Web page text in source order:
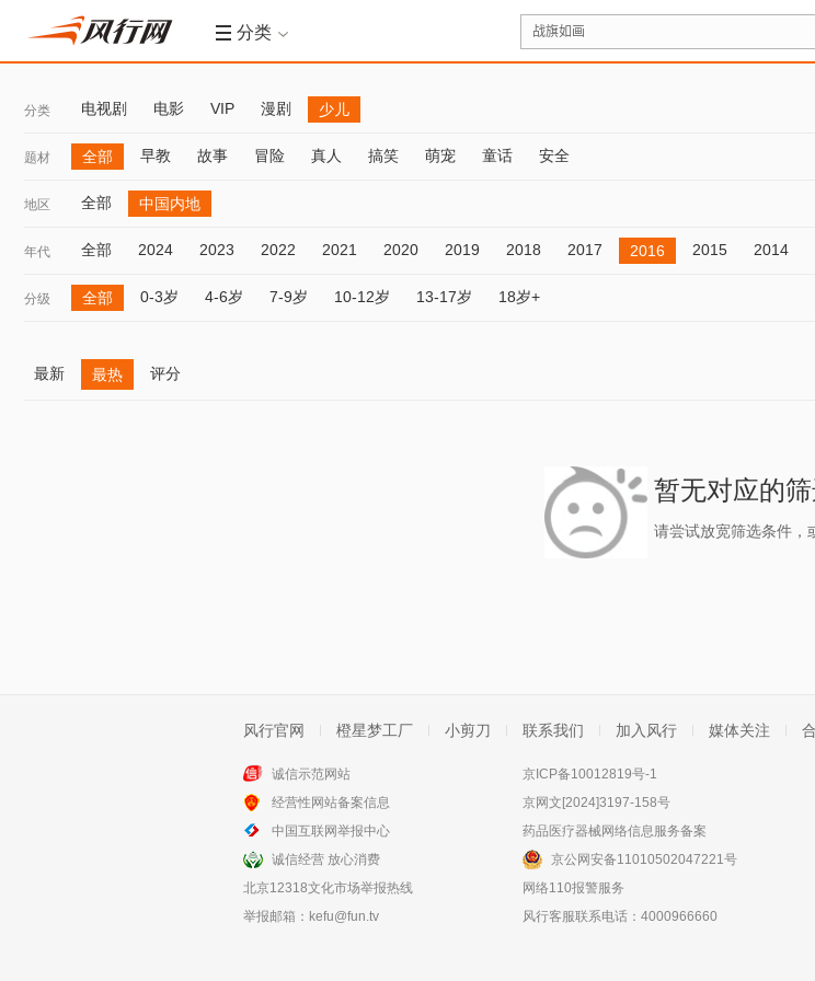
分类
分类 电视剧 电影 VIP 漫剧 少儿
题材 全部 早教 故事 冒险 真人 搞笑 萌宠 童话 安全
地区 全部 中国内地
年代 全部 2024 2023 2022 2021 2020 2019 2018 2017 2016 2015 2014
分级 全部 0-3岁 4-6岁 7-9岁 10-12岁 13-17岁 18岁+
最新 最热 评分
暂无对应的
请尝试放宽筛选条件，
风行官网 橙星梦工厂 小剪刀 联系我们 加入风行 媒体关注
诚信示范网站
经营性网站备案信息
中国互联网举报中心
诚信经营 放心消费
北京12318文化市场举报热线
举报邮箱： kefu@fun.tv
京ICP备10012819号-1
京网文[2024]3197-158号
药品医疗器械网络信息服务备案
京公网安备11010502047221号
网络110报警服务
风行客服联系电话：4000966660